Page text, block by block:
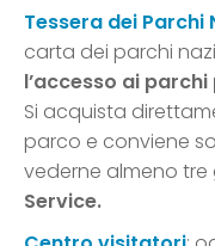
Tessera dei Parchi
carta dei parchi
l’accesso ai
Si acquista
parco e conviene
vederne almeno tre
Service.